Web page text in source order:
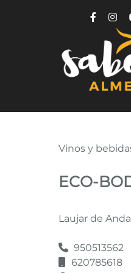
Eco-
Vinos y
ECO-
Laujar de
950513562
620785618